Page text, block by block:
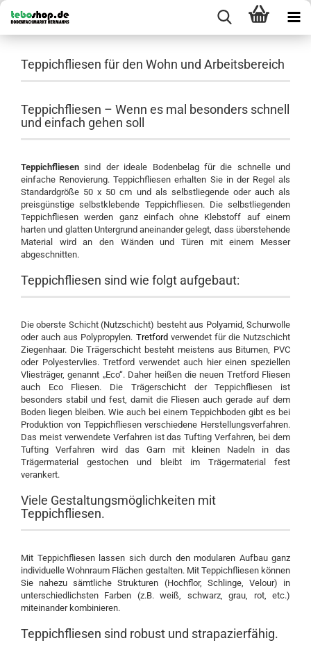
Teppichfliesen für den Wohn und Arbeitsbereich
Teppichfliesen – Wenn es mal besonders schnell
und einfach gehen soll
Teppichfliesen sind der ideale Bodenbelag für die schnelle und
einfache Renovierung. Teppichfliesen erhalten Sie in der Regel als
Standardgröße 50 x 50 cm und als selbstliegende oder auch als
preisgünstige selbstklebende Teppichfliesen. Die selbstliegenden
Teppichfliesen werden ganz einfach ohne Klebstoff auf einem
harten und glatten Untergrund aneinander gelegt, dass überstehende
Material wird an den Wänden und Türen mit einem Messer
abgeschnitten.
Teppichfliesen sind wie folgt aufgebaut:
Die oberste Schicht (Nutzschicht) besteht aus Polyamid, Schurwolle
oder auch aus Polypropylen. Tretford verwendet für die Nutzschicht
Ziegenhaar. Die Trägerschicht besteht meistens aus Bitumen, PVC
oder Polyestervlies. Tretford verwendet auch hier einen speziellen
Vliesträger, genannt „Eco“. Daher heißen die neuen Tretford Fliesen
auch Eco Fliesen. Die Trägerschicht der Teppichfliesen ist
besonders stabil und fest, damit die Fliesen auch gerade auf dem
Boden liegen bleiben. Wie auch bei einem Teppichboden gibt es bei
Produktion von Teppichfliesen verschiedene Herstellungsverfahren.
Das meist verwendete Verfahren ist das Tufting Verfahren, bei dem
Tufting Verfahren wird das Garn mit kleinen Nadeln in das
Trägermaterial gestochen und bleibt im Trägermaterial fest
verankert.
Viele Gestaltungsmöglichkeiten mit
Teppichfliesen.
Mit Teppichfliesen lassen sich durch den modularen Aufbau ganz
individuelle Wohnraum Flächen gestalten. Mit Teppichfliesen können
Sie nahezu sämtliche Strukturen (Hochflor, Schlinge, Velour) in
unterschiedlichsten Farben (z.B. weiß, schwarz, grau, rot, etc.)
miteinander kombinieren.
Teppichfliesen sind robust und strapazierfähig.